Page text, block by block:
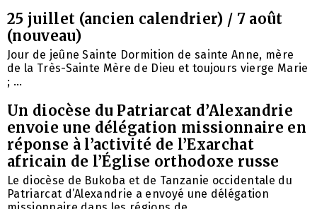
25 juillet (ancien calendrier) / 7 août
(nouveau)
Jour de jeûne Sainte Dormition de sainte Anne, mère
de la Très-Sainte Mère de Dieu et toujours vierge Marie
; ...
Un diocèse du Patriarcat d’Alexandrie
envoie une délégation missionnaire en
réponse à l’activité de l’Exarchat
africain de l’Église orthodoxe russe
Le diocèse de Bukoba et de Tanzanie occidentale du
Patriarcat d’Alexandrie a envoyé une délégation